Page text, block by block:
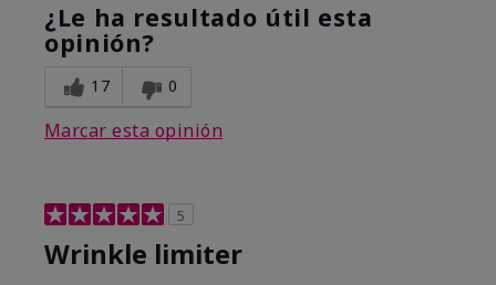
¿Le ha resultado útil esta
opinión?
17 0
Marcar esta opinión
5
Wrinkle limiter